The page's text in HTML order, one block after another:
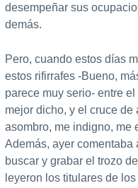
desempeñar sus
demás.
Pero, cuando estos días
estos rifirrafes -Bueno,
parece muy serio- entre
mejor dicho, y el cruce
asombro, me indigno, me
Además, ayer comentaba
buscar y grabar el trozo
leyeron los titulares de